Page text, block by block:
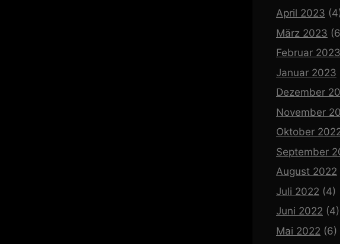
April 2023
März 2023
Februar 2023
Januar 2023
Dezember
November
Oktober
September
August 2022
Juli 2022 (4)
Juni 2022 (4)
Mai 2022 (6)